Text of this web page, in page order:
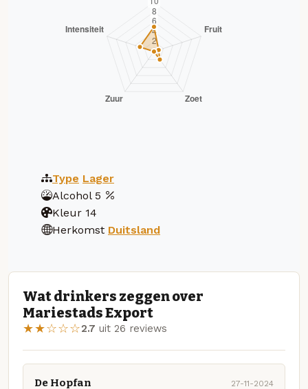
Type Lager
Alcohol 5
Kleur 14
Herkomst Duitsland
Wat drinkers zeggen over
Mariestads Export
★★☆☆☆2.7 uit 26 reviews
De Hopfan 27-11-2024